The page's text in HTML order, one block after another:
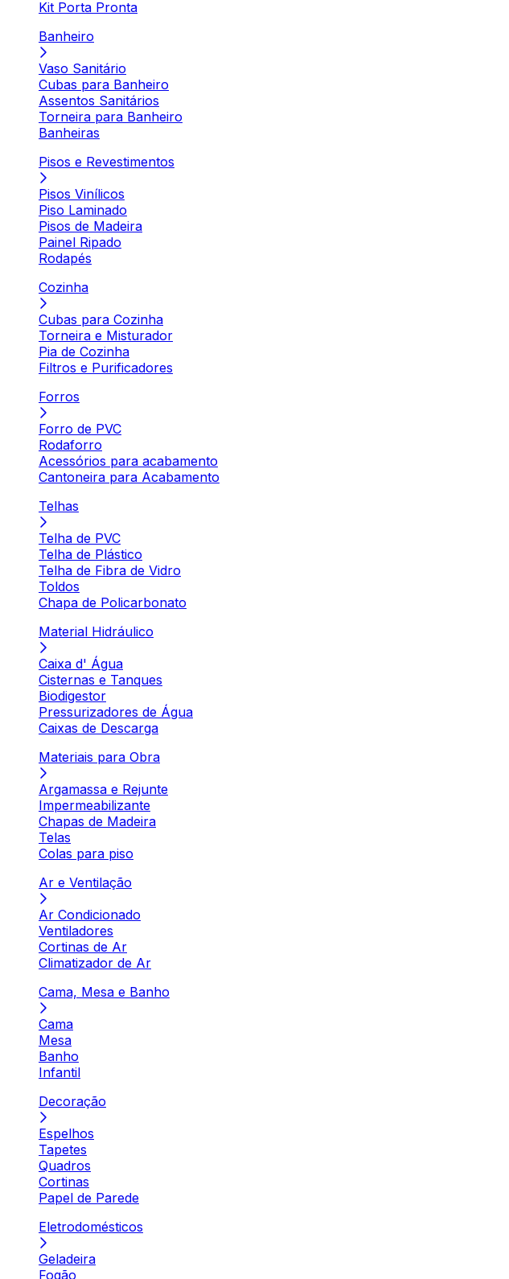
Kit Porta Pronta
Banheiro
Vaso Sanitário
Cubas para Banheiro
Assentos Sanitários
Torneira para Banheiro
Banheiras
Pisos e Revestimentos
Pisos Vinílicos
Piso Laminado
Pisos de Madeira
Painel Ripado
Rodapés
Cozinha
Cubas para Cozinha
Torneira e Misturador
Pia de Cozinha
Filtros e Purificadores
Forros
Forro de PVC
Rodaforro
Acessórios para acabamento
Cantoneira para Acabamento
Telhas
Telha de PVC
Telha de Plástico
Telha de Fibra de Vidro
Toldos
Chapa de Policarbonato
Material Hidráulico
Caixa d' Água
Cisternas e Tanques
Biodigestor
Pressurizadores de Água
Caixas de Descarga
Materiais para Obra
Argamassa e Rejunte
Impermeabilizante
Chapas de Madeira
Telas
Colas para piso
Ar e Ventilação
Ar Condicionado
Ventiladores
Cortinas de Ar
Climatizador de Ar
Cama, Mesa e Banho
Cama
Mesa
Banho
Infantil
Decoração
Espelhos
Tapetes
Quadros
Cortinas
Papel de Parede
Eletrodomésticos
Geladeira
Fogão